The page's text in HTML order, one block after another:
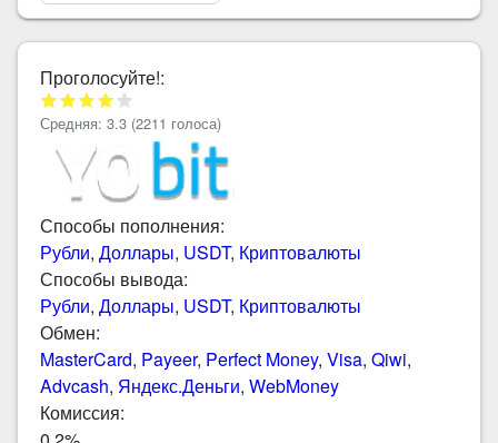
Проголосуйте!:
Средняя: 3.3 (2211 голоса)
Способы пополнения:
Рубли, Доллары, USDT, Криптовалюты
Способы вывода:
Рубли, Доллары, USDT, Криптовалюты
Обмен:
MasterCard, Payeer, Perfect Money, Visa, Qiwi,
Advcash, Яндекс.Деньги, WebMoney
Комиссия: